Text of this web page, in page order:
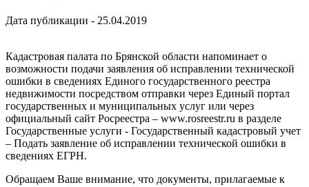
Дата публикации - 25.04.2019
Кадастровая палата по Брянской области напоминает о
возможности подачи заявления об исправлении технической
ошибки в сведениях Единого государственного реестра
недвижимости посредством отправки через Единый портал
государственных и муниципальных услуг или через
официальный сайт Росреестра – www.rosreestr.ru в разделе
Государственные услуги - Государственный кадастровый учет
– Подать заявление об исправлении технической ошибки в
сведениях ЕГРН.
Обращаем Ваше внимание, что документы, прилагаемые к